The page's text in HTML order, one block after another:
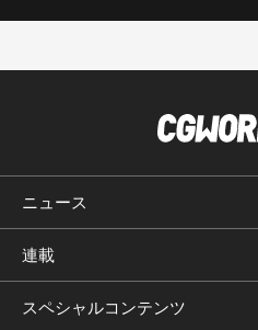
ニュース
連載
スペシャルコンテンツ